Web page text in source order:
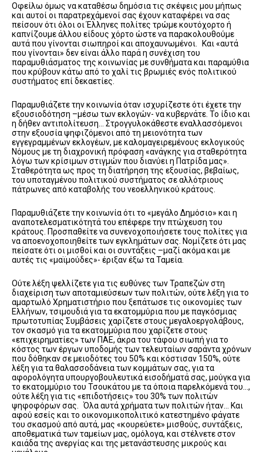
Οφείλω όμως να καταθέσω δημόσια τις σκέψεις μου μήπως
και αυτοί οι παρατρεχάμενοί σας έχουν καταφέρει να σας
πείσουν ότι όλοι οι Έλληνες πολίτες τρώμε κουτόχορτο ή
καπνίζουμε άλλου είδους χόρτο ώστε να παρακολουθούμε
αυτά που γίνονται σιωπηροί και αποχαυνωμένοι. Και «αυτά
που γίνονται» δεν είναι άλλο παρά η συνέχιση του
παραμυθιάσματος της κοινωνίας με συνθήματα και παραμύθια
που κρύβουν κάτω από το χαλί τις βρωμιές ενός πολιτικού
συστήματος επί δεκαετίες.
Παραμυθιάζετε την κοινωνία όταν ισχυρίζεστε ότι έχετε την
εξουσιοδότηση –μέσω των εκλογών- να κυβερνάτε. Το ίδιο και
η δήθεν αντιπολίτευση… Στρογγυλοκάθεστε εναλλασσόμενοι
στην εξουσία ψηφιζόμενοι από τη μειονότητα των
εγγεγραμμένων εκλογέων, με καλομαγειρεμένους εκλογικούς
Νόμους με τη διαχρονική πρόφαση «ανάγκης για σταθερότητα
λόγω των κρίσιμων στιγμών που διανύει η Πατρίδα μας».
Σταθερότητα ως προς τη διατήρηση της εξουσίας, βεβαίως,
του υποταγμένου πολιτικού συστήματος σε αλλότριους
πάτρωνες από καταβολής του νεοελληνικού κράτους.
Παραμυθιάζετε την κοινωνία ότι το «μεγάλο Δημόσιο» και η
αναποτελεσματικότητά του επέφερε την πτώχευση του
κράτους. Προσπαθείτε να συνενοχοποιήσετε τους πολίτες για
να αποενοχοποιηθείτε των εγκλημάτων σας. Νομίζετε ότι μας
πείσατε ότι οι μισθοί και οι συντάξεις –μαζί ακόμα και με
αυτές τις «μαϊμούδες»- έριξαν έξω τα Ταμεία.
Ούτε λέξη ψελλίζετε για τις ευθύνες των Τραπεζών στη
διαχείριση των αποταμιεύσεων των πολιτών, ούτε λέξη για το
αμαρτωλό Χρηματιστήριο που ξεπάτωσε τις οικονομίες των
Ελλήνων, τσιμουδιά για τα εκατομμύρια που με παγκόσμιας
πρωτοτυπίας Συμβάσεις χαρίζετε στους μεγαλοεργολάβους,
τον σκασμό για τα εκατομμύρια που χαρίζετε στους
«επιχειρηματίες» των ΠΑΕ, άκρα του τάφου σιωπή για το
κόστος των έργων υποδομής των τελευταίων σαράντα χρόνων
που δόθηκαν σε μειοδότες του 50% και κόστισαν 150%, ούτε
λέξη για τα θαλασσοδάνεια των κομμάτων σας, για τα
αφορολόγητα υπουργοβουλευτικά εισοδήματά σας, μούγκα για
το εκατομμύριο του Τσουκάτου με τα όποια παρελκόμενά του…,
ούτε λέξη για τις «επιδοτήσεις» του 30% των πολιτών
ψηφοφόρων σας. Όλα αυτά χρήματα των πολιτών ήταν… Και
αφού εσείς και το οικονομικοπολιτικό κατεστημένο φάγατε
του σκασμού από αυτά, μας «κουρεύετε» μισθούς, συντάξεις,
αποθεματικά των ταμείων μας, ομόλογα, και στέλνετε στον
καιάδα της ανεργίας και της μετανάστευσης μικρούς και